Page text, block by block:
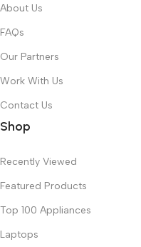
About Us
FAQs
Our Partners
Work With Us
Contact Us
Shop
Recently Viewed
Featured Products
Top 100 Appliances
Laptops